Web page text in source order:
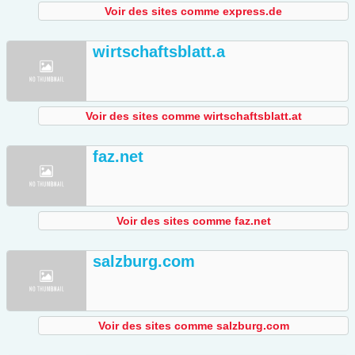
Voir des sites comme express.de
wirtschaftsblatt.a
Voir des sites comme wirtschaftsblatt.at
faz.net
Voir des sites comme faz.net
salzburg.com
Voir des sites comme salzburg.com